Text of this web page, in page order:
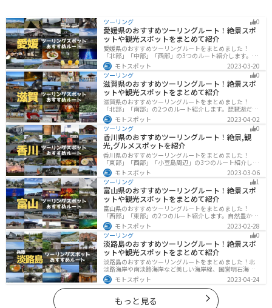
ツーリング 0
愛媛県のおすすめツーリングルート！絶景スポ
ットや観光スポットをまとめて紹介
愛媛県のおすすめツーリングルートをまとめました！
「北部」「中部」「西部」の3つのルート紹介します。山
や海といった自然だけでなく、気軽に渡れる島もあり
様々な楽しみ方ができます。バイクで愛媛県にツーリン
グに行く際は参考にしてください。
モトスポット
2023-03-20
ツーリング
0
滋賀県のおすすめツーリングルート！絶景スポ
ットや観光スポットをまとめて紹介
滋賀県のおすすめツーリングルートをまとめました！
「北部」「南部」の2つのルート紹介します。琵琶湖だけ
でなく、比叡山ドライブウェイなどの山を楽しめるスポ
ットも多数あります。バイクで滋賀県にツーリングに行
く際は参考にしてください。
モトスポット
2023-04-02
ツーリング
0
香川県のおすすめツーリングルート！絶景,観
光,グルメスポットを紹介
香川県のおすすめツーリングルートをまとめました！
「東部」「西部」「小豆島周辺」の3つのルート紹介しま
す。自然豊かな山から海、絶品グルメを満喫するツーリ
ングができます。バイクで香川県にツーリングに行く際
は参考にしてください。
モトスポット
2023-03-06
ツーリング
1
富山県のおすすめツーリングルート！絶景スポ
ットや観光スポットをまとめて紹介
富山県のおすすめツーリングルートをまとめました！
「西部」「東部」の2つのルート紹介します。自然豊かな
山と海、温泉が充実しており、美術館などもあるので、
自然を満喫するツーリングができます。バイクで富山県
にツーリングに行く際は参考にしてください。
モトスポット
2023-02-28
ツーリング
0
淡路島のおすすめツーリングルート！絶景スポ
ットや観光スポットをまとめて紹介
淡路島のおすすめツーリングルートをまとめました！北
淡路海岸や南淡路海岸など美しい海岸線、国営明石海峡
公園や淡路夢舞台など、自然とアートが融合した施設も
多数あります。バイクで淡路島にツーリングに行く際は
参考にしてください。
モトスポット 2023-04-24
もっと見る